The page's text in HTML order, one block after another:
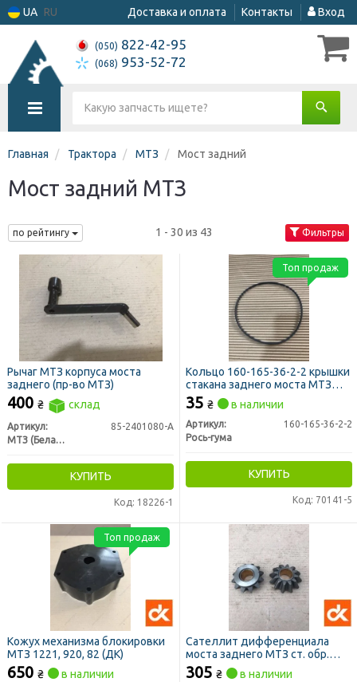
UA RU Доставка и оплата Контакты Вход
(050) 822-42-95
(068) 953-52-72
Главная Трактора МТЗ Мост задний
Мост задний МТЗ
по рейтингу 1 - 30 из 43 Фильтры
Рычаг МТЗ корпуса моста
заднего (пр-во МТЗ)
400 ₴ склад
Артикул:
85-2401080-А
МТЗ (Беларусь)
КУПИТЬ
Код: 18226-1
Кольцо 160-165-36-2-2 крышки
стакана заднего моста МТЗ
(пр-во Рось-Гума)
35 ₴ в наличии
Артикул:
160-165-36-2-2
Рось-гума
КУПИТЬ
Код: 70141-5
Топ продаж
Кожух механизма блокировки
МТЗ 1221, 920, 82 (ДК)
650 ₴ в наличии
Топ продаж
Сателлит дифференциала
моста заднего МТЗ ст. обр.
(прямой) (ДК)
305 ₴ в наличии